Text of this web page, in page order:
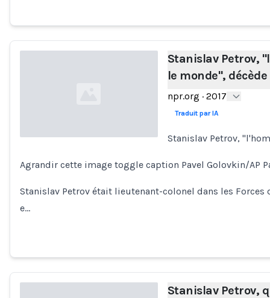
Loading...
Stanislav Petrov,
le monde", décède
npr.org · 2017
Traduit par IA
Stanislav Petrov,
Agrandir cette image toggle caption Pavel Golovkin/AP
Stanislav Petrov était lieutenant-colonel dans les Forces
e…
Stanislav Petrov,